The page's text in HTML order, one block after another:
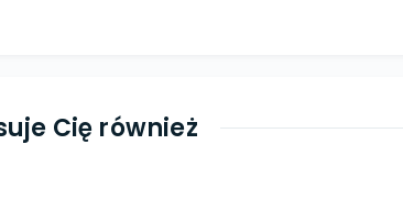
Cię również